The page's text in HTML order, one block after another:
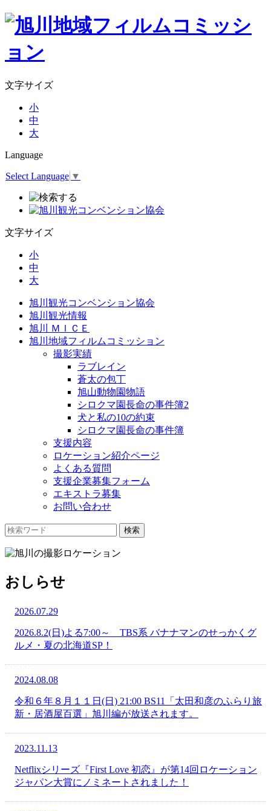
文字サイズ
小
中
大
Language
Select Language ▼
文字サイズ
小
中
大
旭川観光コンベンション協会
旭川観光情報
旭川 ＭＩＣＥ
旭川地域フィルムコミッション
撮影実績
ラブレイン
蒼太の包丁
旭山動物園物語
シロクマ園長命の事件簿2
犬と私の10の約束
シロクマ園長命の事件簿
支援内容
ロケーション紹介ページ
よくある質問
支援企業募集フォーム
エキストラ募集
お問い合わせ
おしらせ
2026.07.29
2026.8.2(日)よる7:00～ TBS系 バナナマンのせっかくグ
ルメ・夏の北海道SP！
2024.08.08
令和６年８月１１日(日) 21:00 BS11「太田和彦のふらり旅
新・居酒屋百選」旭川編が放送されます。
2023.11.13
Netflixシリーズ『First Love 初恋』が第14回ロケーション
ジャパン大賞にノミネートされました！